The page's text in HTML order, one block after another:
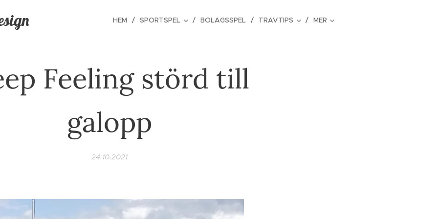
HEM SPORTSPEL BOLAGSSPEL TRAVTIPS MER
Feeling störd till
galopp
24.10.2021